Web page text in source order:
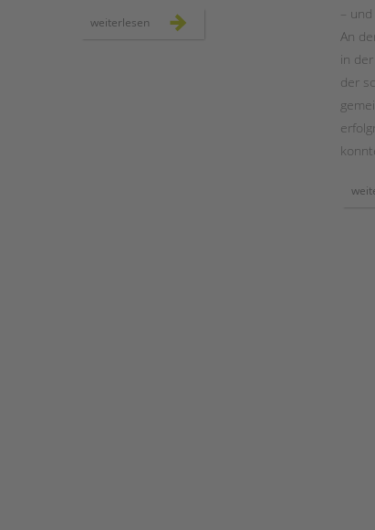
weiterlesen ambulante
hilfen:
–
An
in
der